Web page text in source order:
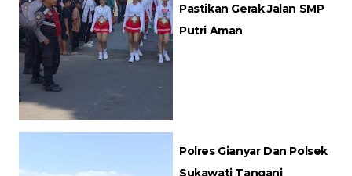
Pastikan Gerak Jalan SMP
Putri Aman
Polres Gianyar Dan Polsek
Sukawati Tangani